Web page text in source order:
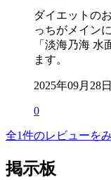
ダイエットの
っちがメイン
「淡海乃海
ます。
2025年09月28
0
全1件のレビューを
掲示板